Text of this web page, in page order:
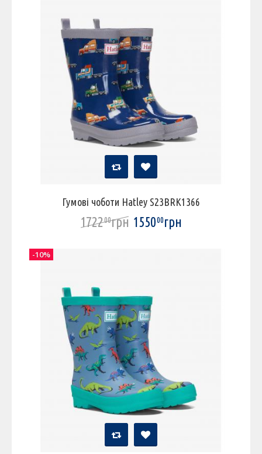
Гумові чоботи Hatley S23BRK1366
172200грн 155000грн
-10%